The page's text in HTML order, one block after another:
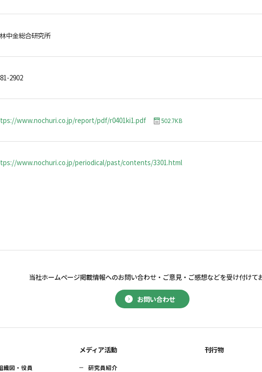
中金総合研究所
2902
www.nochuri.co.jp/report/pdf/r0401ki1.pdf 502.7KB
www.nochuri.co.jp/periodical/past/contents/3301.html
お問い合わせ
当社ホームページ掲載情報へのお問い合わせ・ ご意見・ご感想などを受け付けて
織図・役員
メディア活動
研究員紹介
刊行物